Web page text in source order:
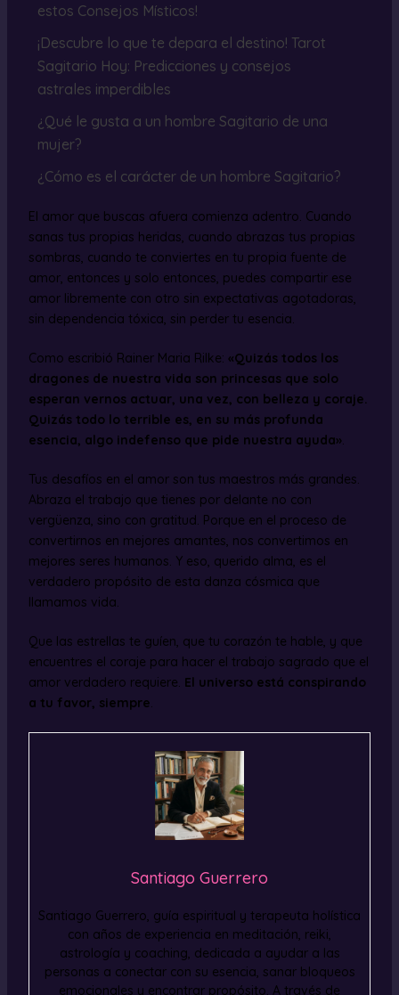
estos Consejos Místicos!
¡Descubre lo que te depara el destino! Tarot
Sagitario Hoy: Predicciones y consejos
astrales imperdibles
¿Qué le gusta a un hombre Sagitario de una
mujer?
¿Cómo es el carácter de un hombre Sagitario?
El amor que buscas afuera comienza adentro. Cuando
sanas tus propias heridas, cuando abrazas tus propias
sombras, cuando te conviertes en tu propia fuente de
amor, entonces y solo entonces, puedes compartir ese
amor libremente con otro sin expectativas agotadoras,
sin dependencia tóxica, sin perder tu esencia.
Como escribió Rainer Maria Rilke: «Quizás todos los
dragones de nuestra vida son princesas que solo
esperan vernos actuar, una vez, con belleza y coraje.
Quizás todo lo terrible es, en su más profunda
esencia, algo indefenso que pide nuestra ayuda»
Tus desafíos en el amor son tus maestros más grandes.
Abraza el trabajo que tienes por delante no con
vergüenza, sino con gratitud. Porque en el proceso de
convertirnos en mejores amantes, nos convertimos en
mejores seres humanos. Y eso, querido alma, es el
verdadero propósito de esta danza cósmica que
llamamos vida.
Que las estrellas te guíen, que tu corazón te hable, y que
encuentres el coraje para hacer el trabajo sagrado que el
amor verdadero requiere. El universo está conspirando
a tu favor, siempre
Santiago Guerrero
Santiago Guerrero, guía espiritual y terapeuta holística
con años de experiencia en meditación, reiki,
astrología y coaching, dedicada a ayudar a las
personas a conectar con su esencia, sanar bloqueos
emocionales y encontrar propósito. A través de